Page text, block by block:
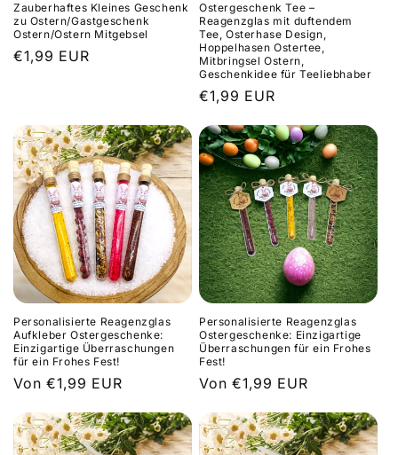
Zauberhaftes Kleines Geschenk
zu Ostern/Gastgeschenk
Ostern/Ostern Mitgebsel
Normaler
€1,99 EUR
Ostergeschenk Tee –
Reagenzglas mit duftendem
Tee, Osterhase Design,
Hoppelhasen Ostertee,
Mitbringsel Ostern,
Geschenkidee für Teeliebhaber
Normaler
€1,99 EUR
Personalisierte Reagenzglas
Aufkleber Ostergeschenke:
Einzigartige Überraschungen
für ein Frohes Fest!
Normaler
Von €1,99 EUR
Personalisierte Reagenzglas
Ostergeschenke: Einzigartige
Überraschungen für ein Frohes
Fest!
Normaler
Von €1,99 EUR